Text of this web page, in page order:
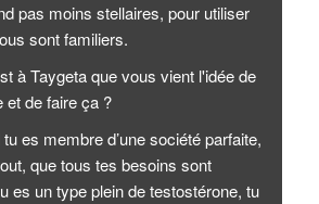
pas moins stellaires, pour utiliser
sont familiers.
à Taygeta que vous vient l'idée de
et de faire ça ?
es membre d’une société parfaite,
que tous tes besoins sont
es un type plein de testostérone, tu